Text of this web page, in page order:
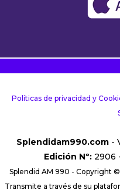
Políticas de privacidad y
Splendidam990.com -
Edición Nº:2906
Splendid AM 990 - Copyright
Transmite a través de su